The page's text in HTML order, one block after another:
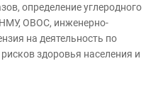
определение углеродного
ОВОС, инженерно-
на деятельность по
здоровья населения и